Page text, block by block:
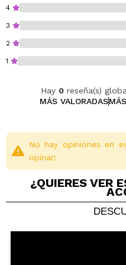
consultar a un médico.
los niños.
Cruelty free.
Alcohol free.
No microplastic particles
4
3
2
1
Hay 0 reseña(s)
MÁS VALORADAS
No hay opiniones en
opinar!
¿QUIERES VER